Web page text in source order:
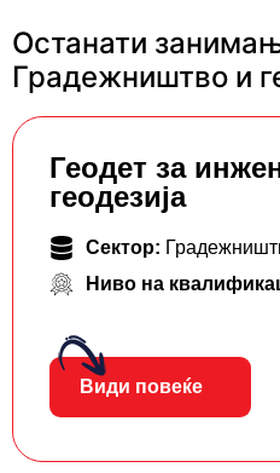
Останати
Градежништво и
Геодет за
геодезија
Сектор:
Ниво на
Види повеќе